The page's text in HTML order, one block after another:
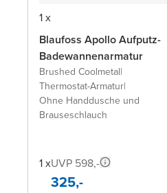
1 x
Blaufoss Apollo Aufputz-
Badewannenarmatur
Brushed Coolmetal|
Thermostat-Armatur|
Ohne Handdusche und
Brauseschlauch
1 xUVP 598,-
325,-